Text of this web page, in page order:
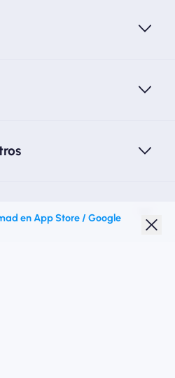
en App Store / Google